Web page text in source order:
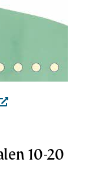
MATEMATIK 2 - TALEN
10-20